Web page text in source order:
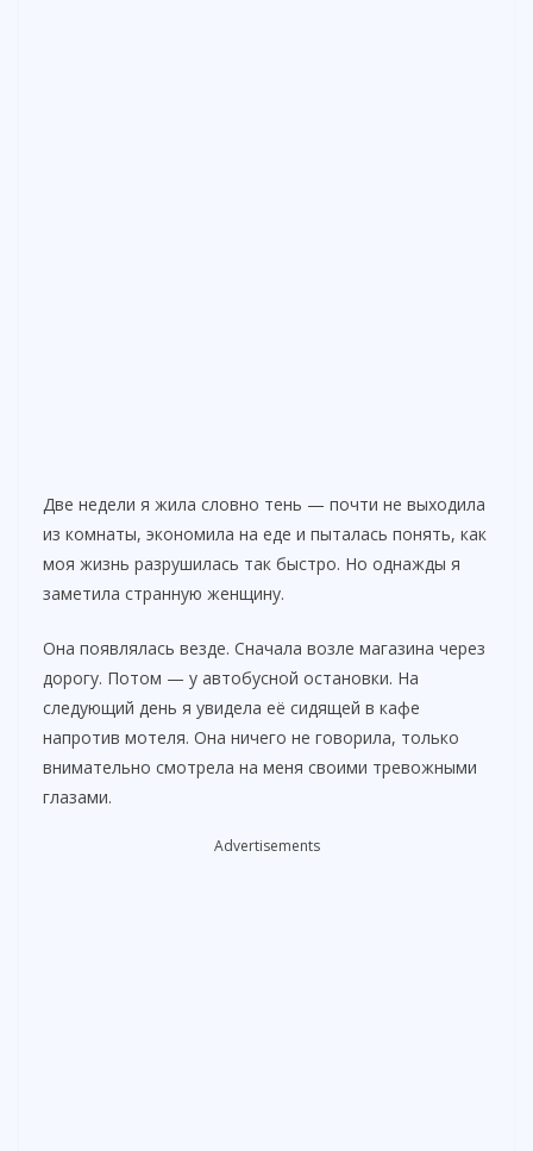
Две недели я жила словно тень — почти не выходила
из комнаты, экономила на еде и пыталась понять, как
моя жизнь разрушилась так быстро. Но однажды я
заметила странную женщину.
Она появлялась везде. Сначала возле магазина через
дорогу. Потом — у автобусной остановки. На
следующий день я увидела её сидящей в кафе
напротив мотеля. Она ничего не говорила, только
внимательно смотрела на меня своими тревожными
глазами.
Advertisements